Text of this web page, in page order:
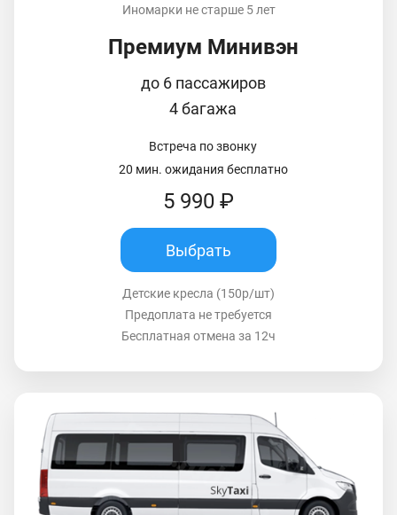
Иномарки не старше 5 лет
Премиум Минивэн
до 6 пассажиров
4 багажа
Встреча по звонку
20 мин. ожидания бесплатно
5 990 ₽
Выбрать
Детские кресла (150р/шт)
Предоплата не требуется
Бесплатная отмена за 12ч